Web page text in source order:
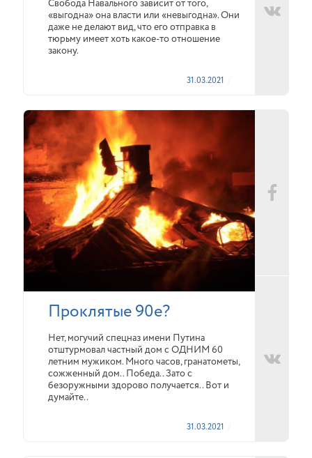
Свобода Навального зависит от того,
«выгодна» она власти или «невыгодна». Они
даже не делают вид, что его отправка в
тюрьму имеет хоть какое-то отношение
закону.
31.03.2021
Проклятые 90е?
Нет, могучий спецназ имени Путина
отштурмовал частный дом с ОДНИМ 60
летним мужиком. Много часов, гранатометы,
сожженный дом.. Победа.. Зато с
безоружными здорово получается.. Вот и
думайте..
31.03.2021